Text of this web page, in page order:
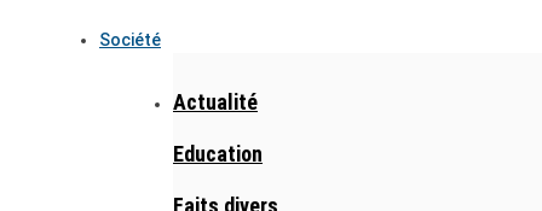
Société
Actualité
Education